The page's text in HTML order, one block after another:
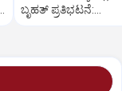
ಬೃಹತ್ ಪ್ರತಿಭಟನೆ: